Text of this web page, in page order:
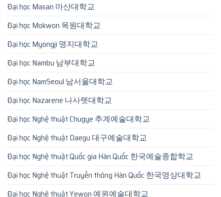
Đại học Masan 마산대학교
Đại học Mokwon 목원대학교
Đại học Myongji 명지대학교
Đại học Nambu 남부대학교
Đại học NamSeoul 남서울대학교
Đại học Nazarene 나사렛대학교
Đại học Nghệ thuật Chugye 추계예술대학교
Đại học Nghệ thuật Daegu 대구예술대학교
Đại học Nghệ thuật Quốc gia Hàn Quốc 한국예술종합학교
Đại học Nghệ thuật Truyền thông Hàn Quốc 한국영상대학교
Đại học Nghệ thuật Yewon 예원예술대학교